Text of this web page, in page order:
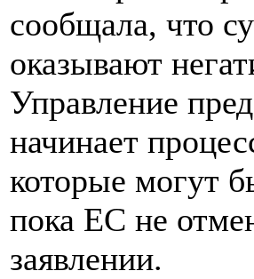
сообщала, что
оказывают
Управление
начинает
которые могут
пока ЕС не
заявлении.